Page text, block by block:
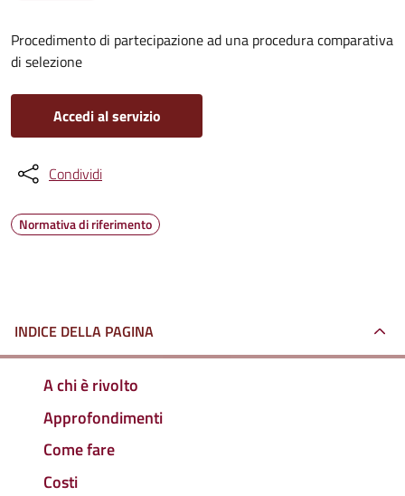
Procedimento di partecipazione ad una procedura comparativa
di selezione
Accedi al servizio
Condividi
Normativa di riferimento
INDICE DELLA PAGINA
A chi è rivolto
Approfondimenti
Come fare
Costi